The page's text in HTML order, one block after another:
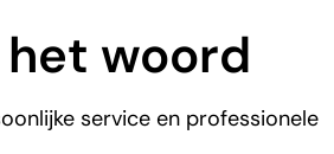
woord
service en professionele